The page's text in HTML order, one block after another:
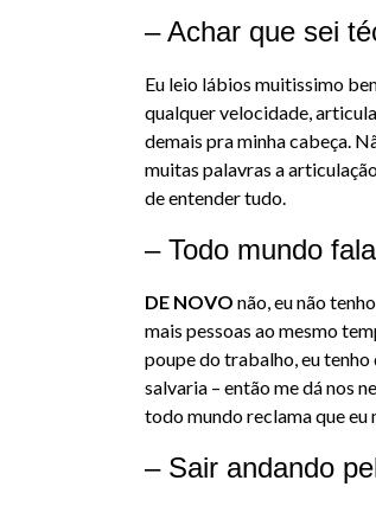
– Achar que sei
Eu leio lábios muitissimo
qualquer velocidade,
demais pra minha cabeça.
muitas palavras a
de entender tudo.
– Todo mundo
DE NOVO não, eu não
mais pessoas ao mesmo
poupe do trabalho, eu tenho
salvaria – então me dá nos
todo mundo reclama que eu
– Sair andando